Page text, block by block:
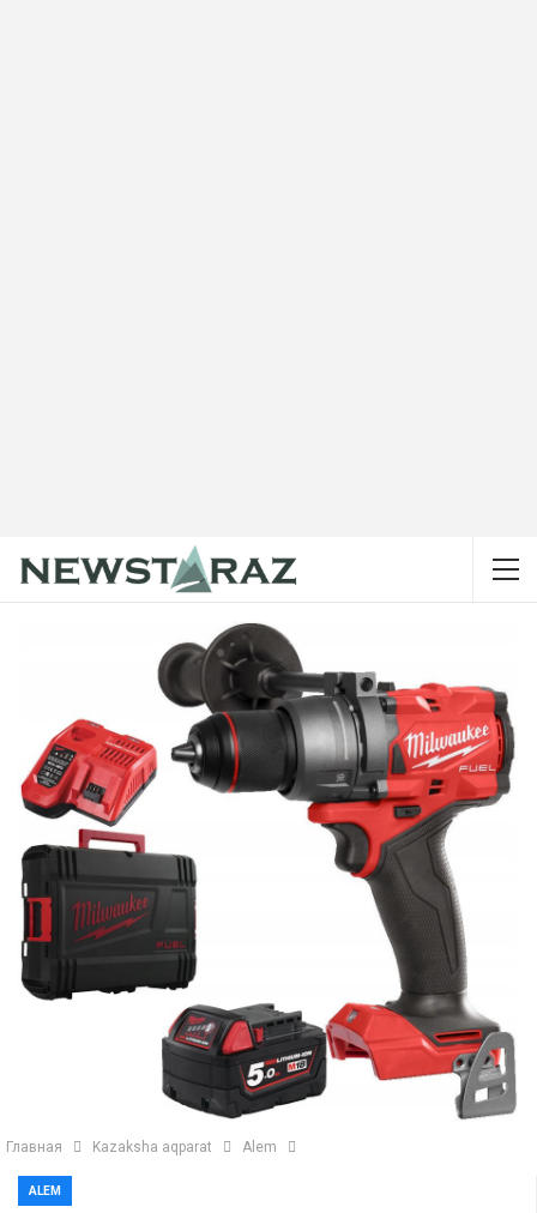
Главная Kazaksha aqparat Alem
ALEM